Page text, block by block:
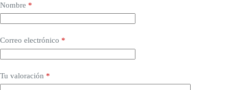
Nombre *
Correo electrónico *
Tu valoración *